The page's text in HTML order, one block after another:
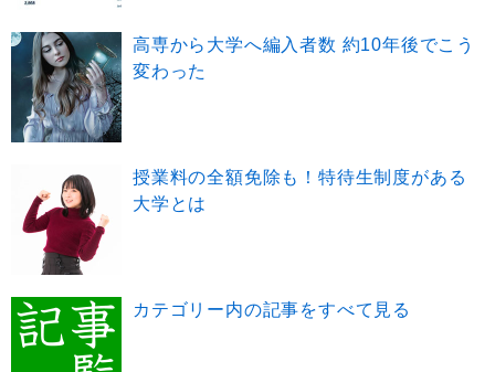
高専から大学へ編入者数 約10年後でこう
変わった
授業料の全額免除も！特待生制度がある
大学とは
カテゴリー内の記事をすべて見る